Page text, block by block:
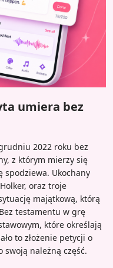
umiera bez
2022 roku bez
z którym mierzy się
Ukochany
oraz troje
majątkową, którą
testamentu w grę
które określają
to złożenie petycji o
swoją należną część.